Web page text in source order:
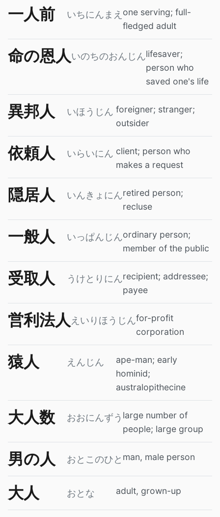
一人前 いちにんまえ one serving; full-
fledged adult
命の恩人いのちのおんじんlifesaver;
person who
saved one's life
異邦人 いほうじん foreigner; stranger;
outsider
依頼人 いらいにん client; person who
makes a request
隠居人 いんきょにんretired person;
recluse
一般人 いっぱんじんordinary person;
member of the public
受取人 うけとりにんrecipient; addressee;
payee
営利法人 えいりほうじんfor-profit
corporation
猿人 えんじん
ape-man; early
hominid;
australopithecine
大人数 おおにんずう large number of
people; large group
男の人 おとこのひと man, male person
大人 おとな adult, grown-up